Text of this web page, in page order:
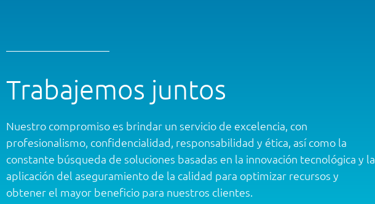
Trabajemos juntos
Nuestro compromiso es brindar un servicio de excelencia, con
profesionalismo, confidencialidad, responsabilidad y ética, así como la
constante búsqueda de soluciones basadas en la innovación tecnológica y la
aplicación del aseguramiento de la calidad para optimizar recursos y
obtener el mayor beneficio para nuestros clientes.